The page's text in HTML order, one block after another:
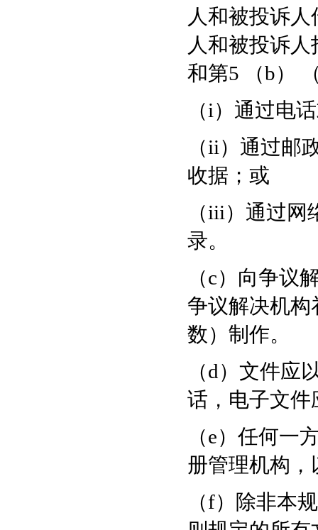
人和被投诉
人和被投诉
和第5 （b）
（i）通过电
（ii）通过邮
收据；或
（iii）通过
录。
（c）向争议
争议解决机构
数）制作。
（d）文件应
话，电子文件
（e）任何一
册管理机构
（f）除非本